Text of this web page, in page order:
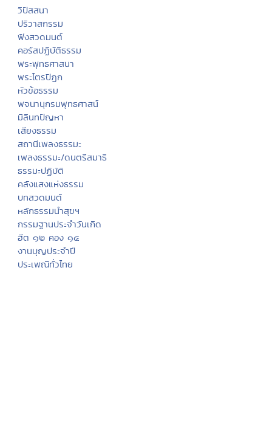
วิปัสสนา
ปริวาสกรรม
ฟังสวดมนต์
คอร์สปฏิบัติธรรม
พระพุทธศาสนา
พระไตรปิฏก
หัวข้อธรรม
พจนานุกรมพุทธศาสน์
มิลินทปัญหา
เสียงธรรม
สถานีเพลงธรรมะ
เพลงธรรมะ/ดนตรีสมาธิ
ธรรมะปฏิบัติ
คลังแสงแห่งธรรม
บทสวดมนต์
หลักธรรมนำสุขฯ
กรรมฐานประจำวันเกิด
ฮีต ๑๒ คอง ๑๔
งานบุญประจำปี
ประเพณีทั่วไทย